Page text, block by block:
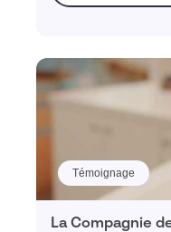
Témoignage
La Compagnie